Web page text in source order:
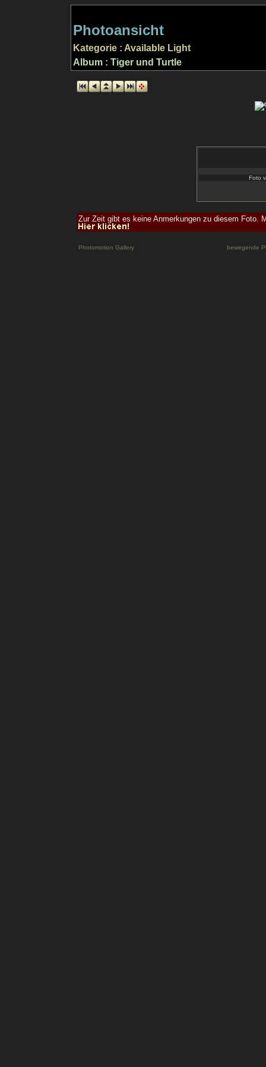
Photoansicht
Kategorie : Available Light
Album : Tiger und Turtle
Foto
Zur Zeit gibt es keine Anmerkungen zu diesem Foto.
Photomotion Gallery bewegende